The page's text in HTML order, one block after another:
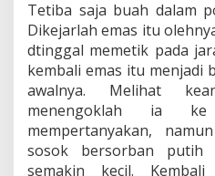
Tetiba saja buah dalam
Dikejarlah emas itu
dtinggal memetik pada
kembali emas itu menjadi
awalnya. Melihat
menengoklah ia ke
mempertanyakan,
sosok bersorban putih
semakin kecil.